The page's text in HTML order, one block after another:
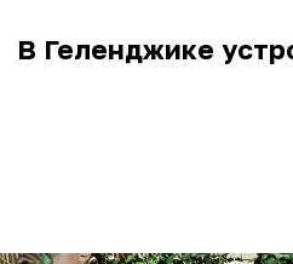
В Геленджике